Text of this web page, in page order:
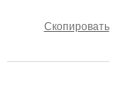
Скопировать